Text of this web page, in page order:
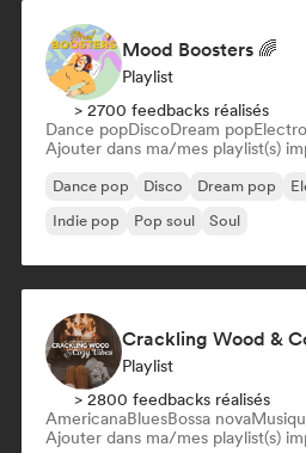
Mood Boosters 🌈
Playlist
> 2700 feedbacks réalisés
Dance popDiscoDream pop
Ajouter dans ma/mes playlist(s)
Dance pop Disco Dream pop
Indie pop
Pop soul Soul
Playlist
> 2800 feedbacks réalisés
AmericanaBluesBossa nova
Ajouter dans ma/mes playlist(s)